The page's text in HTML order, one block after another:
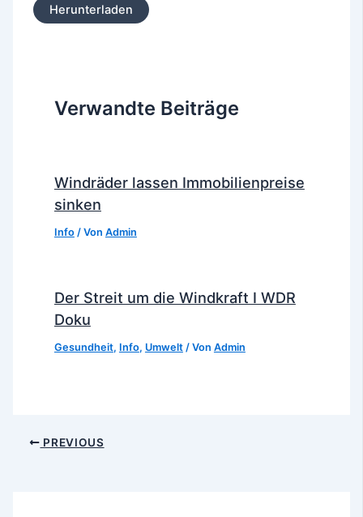
Herunterladen
Verwandte Beiträge
Windräder lassen Immobilienpreise
sinken
Info/ Von Admin
Der Streit um die Windkraft I WDR
Doku
Gesundheit, Info, Umwelt/ Von Admin
Post PREVIOUS